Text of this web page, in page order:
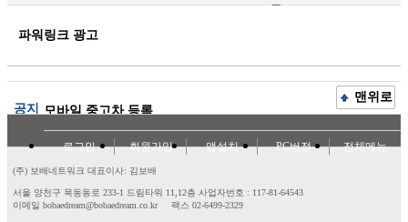
고
파워링크 광고
공지 모바일 중고차 등록
맨위로
로그인 회원가입 앱설치 PC버전 전체메뉴
(주) 보배네트워크 대표이사: 김보배
서울 양천구 목동동로 233-1 드림타워 11,12층 사업자번호 : 117-81-64543
이메일 bobaedream@bobaedream.co.kr
팩스 02-6499-2329